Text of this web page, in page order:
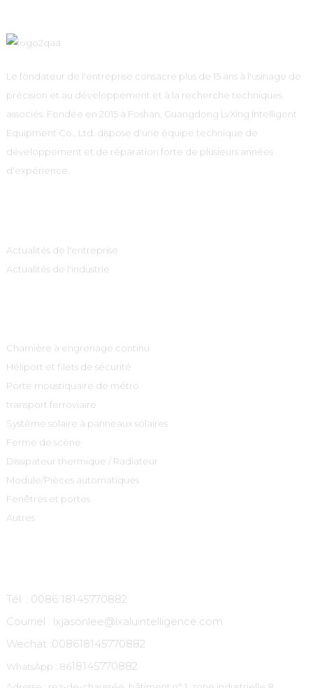
Le fondateur de l'entreprise consacre plus de 15 ans à l'usinage de
précision et au développement et à la recherche techniques
associés. Fondée en 2015 à Foshan, Guangdong LvXing Intelligent
Equipment Co., Ltd. dispose d'une équipe technique de
développement et de réparation forte de plusieurs années
d'expérience.
Actualités de l'entreprise
Actualités de l'industrie
Charnière à engrenage continu
Héliport et filets de sécurité
Porte moustiquaire de métro
transport ferroviaire
Système solaire à panneaux solaires
Ferme de scène
Dissipateur thermique / Radiateur
Module/Pièces automatiques
Fenêtres et portes
Autres
Tél. : 0086 18145770882
Courriel : lxjasonlee@lxaluintelligence.com
Wechat :008618145770882
WhatsApp : 8618145770882